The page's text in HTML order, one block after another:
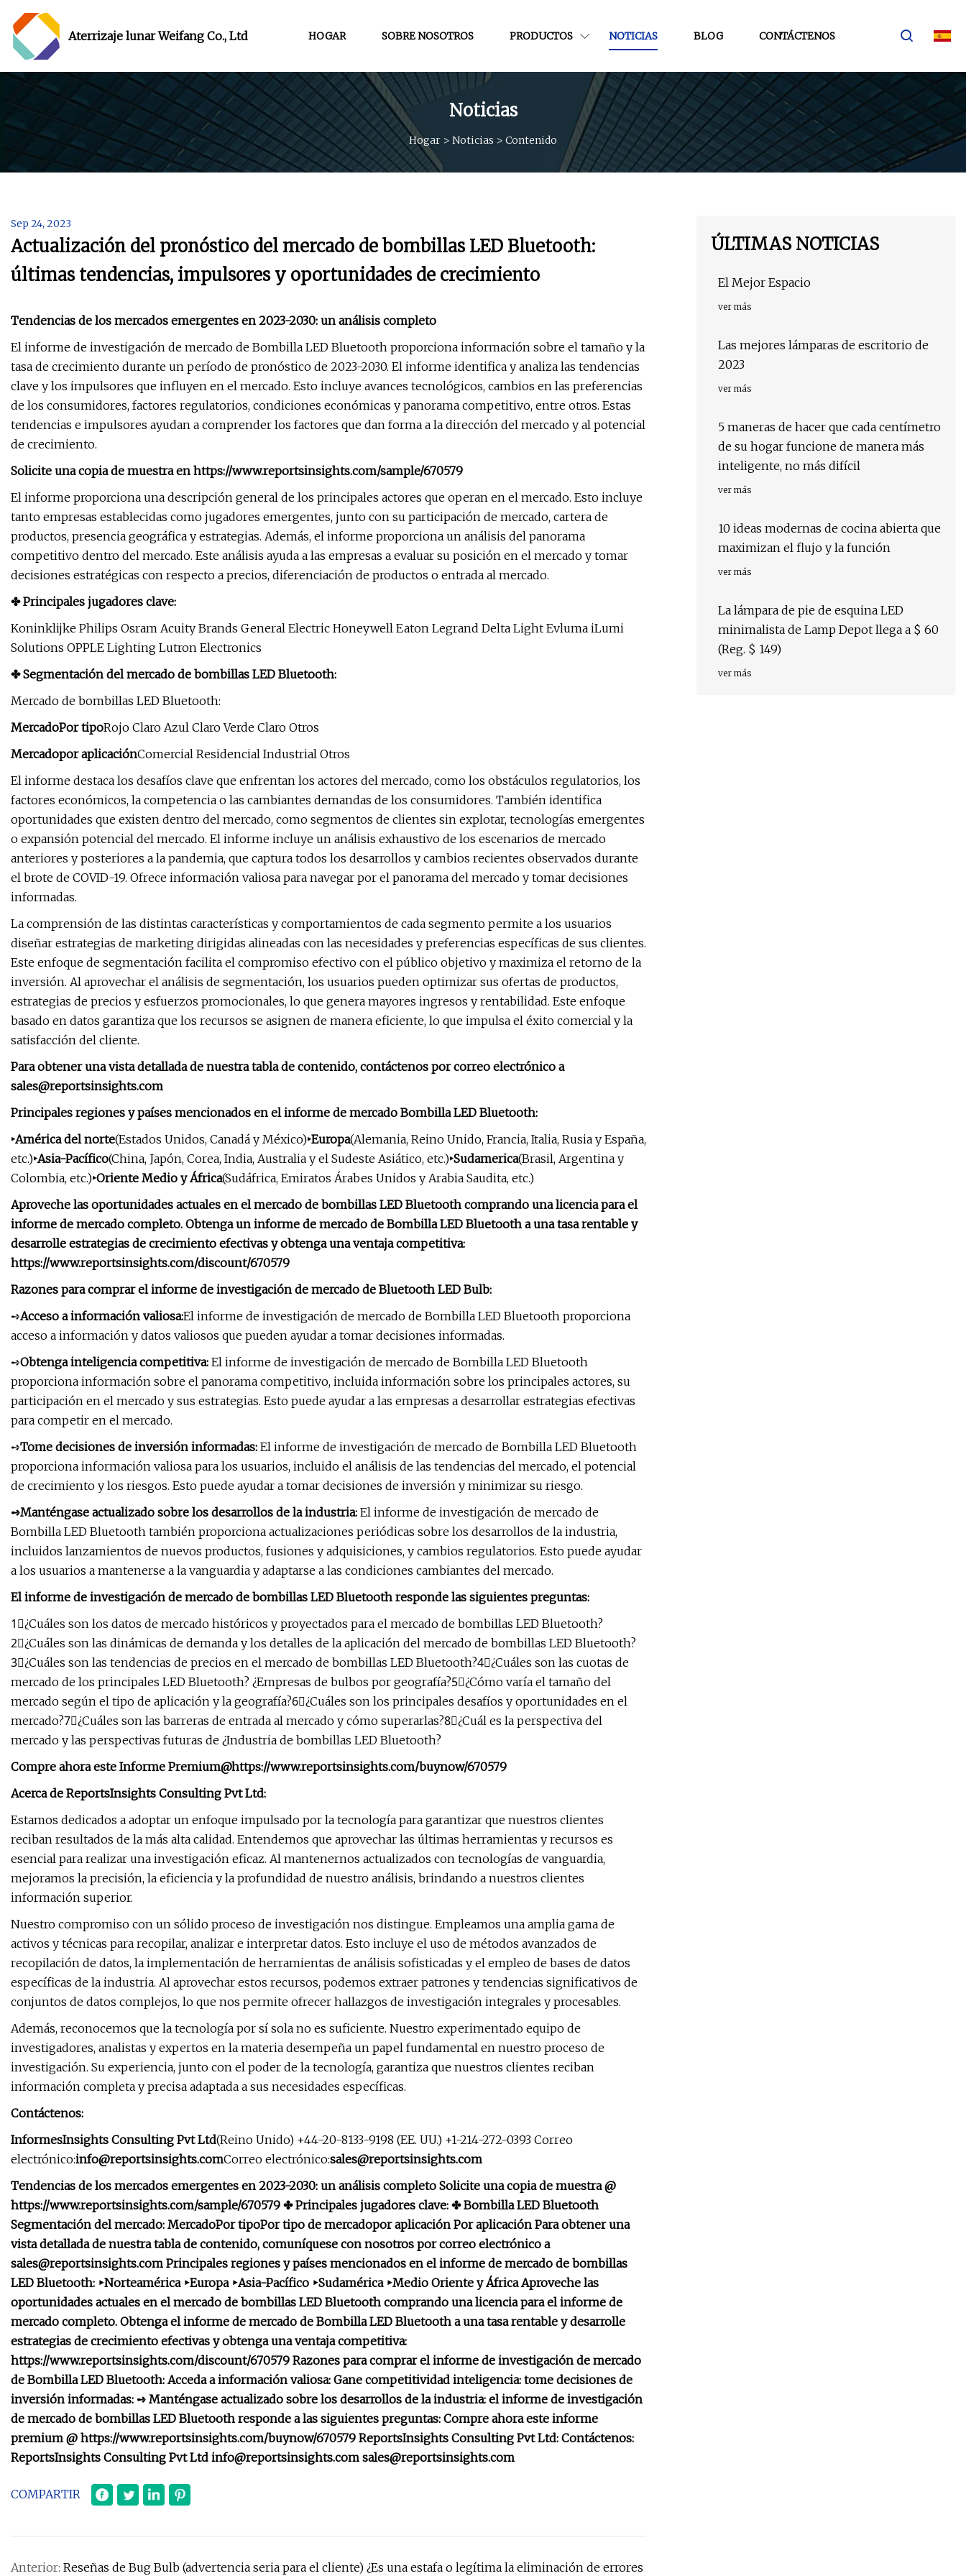
Aterrizaje lunar Weifang Co., Ltd HOGAR SOBRE NOSOTROS PRODUCTOS NOTICIAS BLOG CONTÁCTENOS
Noticias
Hogar > Noticias > Contenido
Sep 24, 2023
Actualización del pronóstico del mercado de bombillas LED Bluetooth:
últimas tendencias, impulsores y oportunidades de crecimiento
Tendencias de los mercados emergentes en 2023-2030: un análisis completo
El informe de investigación de mercado de Bombilla LED Bluetooth proporciona información sobre el tamaño y la
tasa de crecimiento durante un período de pronóstico de 2023-2030. El informe identifica y analiza las tendencias
clave y los impulsores que influyen en el mercado. Esto incluye avances tecnológicos, cambios en las preferencias
de los consumidores, factores regulatorios, condiciones económicas y panorama competitivo, entre otros. Estas
tendencias e impulsores ayudan a comprender los factores que dan forma a la dirección del mercado y al potencial
de crecimiento.
Solicite una copia de muestra en https://www.reportsinsights.com/sample/670579
El informe proporciona una descripción general de los principales actores que operan en el mercado. Esto incluye
tanto empresas establecidas como jugadores emergentes, junto con su participación de mercado, cartera de
productos, presencia geográfica y estrategias. Además, el informe proporciona un análisis del panorama
competitivo dentro del mercado. Este análisis ayuda a las empresas a evaluar su posición en el mercado y tomar
decisiones estratégicas con respecto a precios, diferenciación de productos o entrada al mercado.
✤ Principales jugadores clave:
Koninklijke Philips Osram Acuity Brands General Electric Honeywell Eaton Legrand Delta Light Evluma iLumi
Solutions OPPLE Lighting Lutron Electronics
✤ Segmentación del mercado de bombillas LED Bluetooth:
Mercado de bombillas LED Bluetooth:
MercadoPor tipoRojo Claro Azul Claro Verde Claro Otros
Mercadopor aplicaciónComercial Residencial Industrial Otros
El informe destaca los desafíos clave que enfrentan los actores del mercado, como los obstáculos regulatorios, los
factores económicos, la competencia o las cambiantes demandas de los consumidores. También identifica
oportunidades que existen dentro del mercado, como segmentos de clientes sin explotar, tecnologías emergentes
o expansión potencial del mercado. El informe incluye un análisis exhaustivo de los escenarios de mercado
anteriores y posteriores a la pandemia, que captura todos los desarrollos y cambios recientes observados durante
el brote de COVID-19. Ofrece información valiosa para navegar por el panorama del mercado y tomar decisiones
informadas.
La comprensión de las distintas características y comportamientos de cada segmento permite a los usuarios
diseñar estrategias de marketing dirigidas alineadas con las necesidades y preferencias específicas de sus clientes.
Este enfoque de segmentación facilita el compromiso efectivo con el público objetivo y maximiza el retorno de la
inversión. Al aprovechar el análisis de segmentación, los usuarios pueden optimizar sus ofertas de productos,
estrategias de precios y esfuerzos promocionales, lo que genera mayores ingresos y rentabilidad. Este enfoque
basado en datos garantiza que los recursos se asignen de manera eficiente, lo que impulsa el éxito comercial y la
satisfacción del cliente.
Para obtener una vista detallada de nuestra tabla de contenido, contáctenos por correo electrónico a
sales@reportsinsights.com
Principales regiones y países mencionados en el informe de mercado Bombilla LED Bluetooth:
‣América del norte(Estados Unidos, Canadá y México)‣Europa(Alemania, Reino Unido, Francia, Italia, Rusia y España,
etc.)‣Asia-Pacífico(China, Japón, Corea, India, Australia y el Sudeste Asiático, etc.)‣Sudamerica(Brasil, Argentina y
Colombia, etc.)‣Oriente Medio y África(Sudáfrica, Emiratos Árabes Unidos y Arabia Saudita, etc.)
Aproveche las oportunidades actuales en el mercado de bombillas LED Bluetooth comprando una licencia para el
informe de mercado completo. Obtenga un informe de mercado de Bombilla LED Bluetooth a una tasa rentable y
desarrolle estrategias de crecimiento efectivas y obtenga una ventaja competitiva:
https://www.reportsinsights.com/discount/670579
Razones para comprar el informe de investigación de mercado de Bluetooth LED Bulb:
➺Acceso a información valiosa:El informe de investigación de mercado de Bombilla LED Bluetooth proporciona
acceso a información y datos valiosos que pueden ayudar a tomar decisiones informadas.
➺Obtenga inteligencia competitiva: El informe de investigación de mercado de Bombilla LED Bluetooth
proporciona información sobre el panorama competitivo, incluida información sobre los principales actores, su
participación en el mercado y sus estrategias. Esto puede ayudar a las empresas a desarrollar estrategias efectivas
para competir en el mercado.
➺Tome decisiones de inversión informadas: El informe de investigación de mercado de Bombilla LED Bluetooth
proporciona información valiosa para los usuarios, incluido el análisis de las tendencias del mercado, el potencial
de crecimiento y los riesgos. Esto puede ayudar a tomar decisiones de inversión y minimizar su riesgo.
➺Manténgase actualizado sobre los desarrollos de la industria: El informe de investigación de mercado de
Bombilla LED Bluetooth también proporciona actualizaciones periódicas sobre los desarrollos de la industria,
incluidos lanzamientos de nuevos productos, fusiones y adquisiciones, y cambios regulatorios. Esto puede ayudar
a los usuarios a mantenerse a la vanguardia y adaptarse a las condiciones cambiantes del mercado.
El informe de investigación de mercado de bombillas LED Bluetooth responde las siguientes preguntas:
1⃣¿Cuáles son los datos de mercado históricos y proyectados para el mercado de bombillas LED Bluetooth?
2⃣¿Cuáles son las dinámicas de demanda y los detalles de la aplicación del mercado de bombillas LED Bluetooth?
3⃣¿Cuáles son las tendencias de precios en el mercado de bombillas LED Bluetooth?4⃣¿Cuáles son las cuotas de
mercado de los principales LED Bluetooth? ¿Empresas de bulbos por geografía?5⃣¿Cómo varía el tamaño del
mercado según el tipo de aplicación y la geografía?6⃣¿Cuáles son los principales desafíos y oportunidades en el
mercado?7⃣¿Cuáles son las barreras de entrada al mercado y cómo superarlas?8⃣¿Cuál es la perspectiva del
mercado y las perspectivas futuras de ¿Industria de bombillas LED Bluetooth?
Compre ahora este Informe Premium@https://www.reportsinsights.com/buynow/670579
Acerca de ReportsInsights Consulting Pvt Ltd:
Estamos dedicados a adoptar un enfoque impulsado por la tecnología para garantizar que nuestros clientes
reciban resultados de la más alta calidad. Entendemos que aprovechar las últimas herramientas y recursos es
esencial para realizar una investigación eficaz. Al mantenernos actualizados con tecnologías de vanguardia,
mejoramos la precisión, la eficiencia y la profundidad de nuestro análisis, brindando a nuestros clientes
información superior.
Nuestro compromiso con un sólido proceso de investigación nos distingue. Empleamos una amplia gama de
activos y técnicas para recopilar, analizar e interpretar datos. Esto incluye el uso de métodos avanzados de
recopilación de datos, la implementación de herramientas de análisis sofisticadas y el empleo de bases de datos
específicas de la industria. Al aprovechar estos recursos, podemos extraer patrones y tendencias significativos de
conjuntos de datos complejos, lo que nos permite ofrecer hallazgos de investigación integrales y procesables.
Además, reconocemos que la tecnología por sí sola no es suficiente. Nuestro experimentado equipo de
investigadores, analistas y expertos en la materia desempeña un papel fundamental en nuestro proceso de
investigación. Su experiencia, junto con el poder de la tecnología, garantiza que nuestros clientes reciban
información completa y precisa adaptada a sus necesidades específicas.
Contáctenos:
InformesInsights Consulting Pvt Ltd(Reino Unido) +44-20-8133-9198 (EE. UU.) +1-214-272-0393 Correo
electrónico:info@reportsinsights.comCorreo electrónico:sales@reportsinsights.com
Tendencias de los mercados emergentes en 2023-2030: un análisis completo Solicite una copia de muestra @
https://www.reportsinsights.com/sample/670579 ✤ Principales jugadores clave: ✤ Bombilla LED Bluetooth
Segmentación del mercado: MercadoPor tipoPor tipo de mercadopor aplicación Por aplicación Para obtener una
vista detallada de nuestra tabla de contenido, comuníquese con nosotros por correo electrónico a
sales@reportsinsights.com Principales regiones y países mencionados en el informe de mercado de bombillas
LED Bluetooth: ‣Norteamérica ‣Europa ‣Asia-Pacífico ‣Sudamérica ‣Medio Oriente y África Aproveche las
oportunidades actuales en el mercado de bombillas LED Bluetooth comprando una licencia para el informe de
mercado completo. Obtenga el informe de mercado de Bombilla LED Bluetooth a una tasa rentable y desarrolle
estrategias de crecimiento efectivas y obtenga una ventaja competitiva:
https://www.reportsinsights.com/discount/670579 Razones para comprar el informe de investigación de mercado
de Bombilla LED Bluetooth: Acceda a información valiosa: Gane competitividad inteligencia: tome decisiones de
inversión informadas: ➺ Manténgase actualizado sobre los desarrollos de la industria: el informe de investigación
de mercado de bombillas LED Bluetooth responde a las siguientes preguntas: Compre ahora este informe
premium @ https://www.reportsinsights.com/buynow/670579 ReportsInsights Consulting Pvt Ltd: Contáctenos:
ReportsInsights Consulting Pvt Ltd info@reportsinsights.com sales@reportsinsights.com
COMPARTIR
Anterior: Reseñas de Bug Bulb (advertencia seria para el cliente) ¿Es una estafa o legítima la eliminación de errores
ÚLTIMAS NOTICIAS
El Mejor Espacio
ver más
Las mejores lámparas de escritorio de
2023
ver más
5 maneras de hacer que cada centímetro
de su hogar funcione de manera más
inteligente, no más difícil
ver más
10 ideas modernas de cocina abierta que
maximizan el flujo y la función
ver más
La lámpara de pie de esquina LED
minimalista de Lamp Depot llega a $ 60
(Reg. $ 149)
ver más